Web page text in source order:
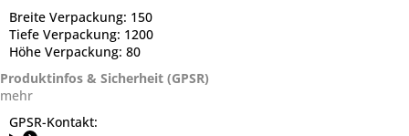
Breite Verpackung: 150
Tiefe Verpackung: 1200
Höhe Verpackung: 80
Produktinfos & Sicherheit (GPSR)
mehr
GPSR-Kontakt: